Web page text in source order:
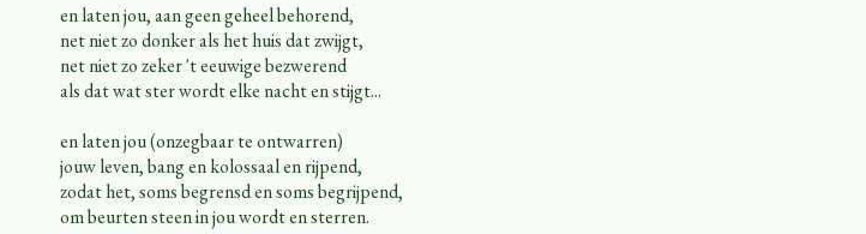
en laten jou, aan geen geheel behorend,
net niet zo donker als het huis dat zwijgt,
net niet zo zeker 't eeuwige bezwerend
als dat wat ster wordt elke nacht en stijgt...
en laten jou (onzegbaar te ontwarren)
jouw leven, bang en kolossaal en rijpend,
zodat het, soms begrensd en soms begrijpend,
om beurten steen in jou wordt en sterren.